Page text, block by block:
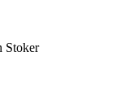
Stoker